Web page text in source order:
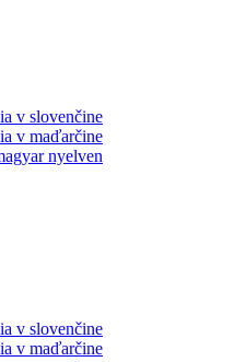
v slovenčine
v maďarčine
nyelven
v slovenčine
v maďarčine